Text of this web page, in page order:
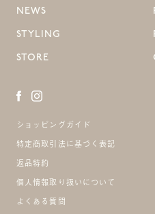
NEWS
STYLING
STORE
ショッピングガイド
特定商取引法に基づく表記
返品特約
個人情報取り扱いについて
よくある質問